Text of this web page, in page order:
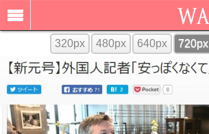
320px 480px 640px 720px